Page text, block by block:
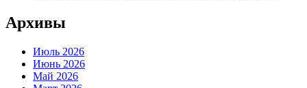
Архивы
Июль 2026
Июнь 2026
Май 2026